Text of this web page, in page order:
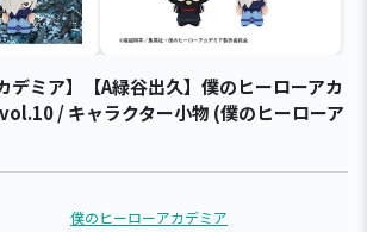
デミア】【A緑谷出久】僕のヒーローアカ
/ キャラクター小物 (僕のヒーローア
僕のヒーローアカデミア